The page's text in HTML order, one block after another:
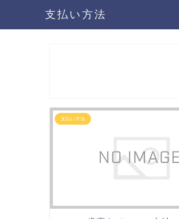
支払い方法
支払い方法